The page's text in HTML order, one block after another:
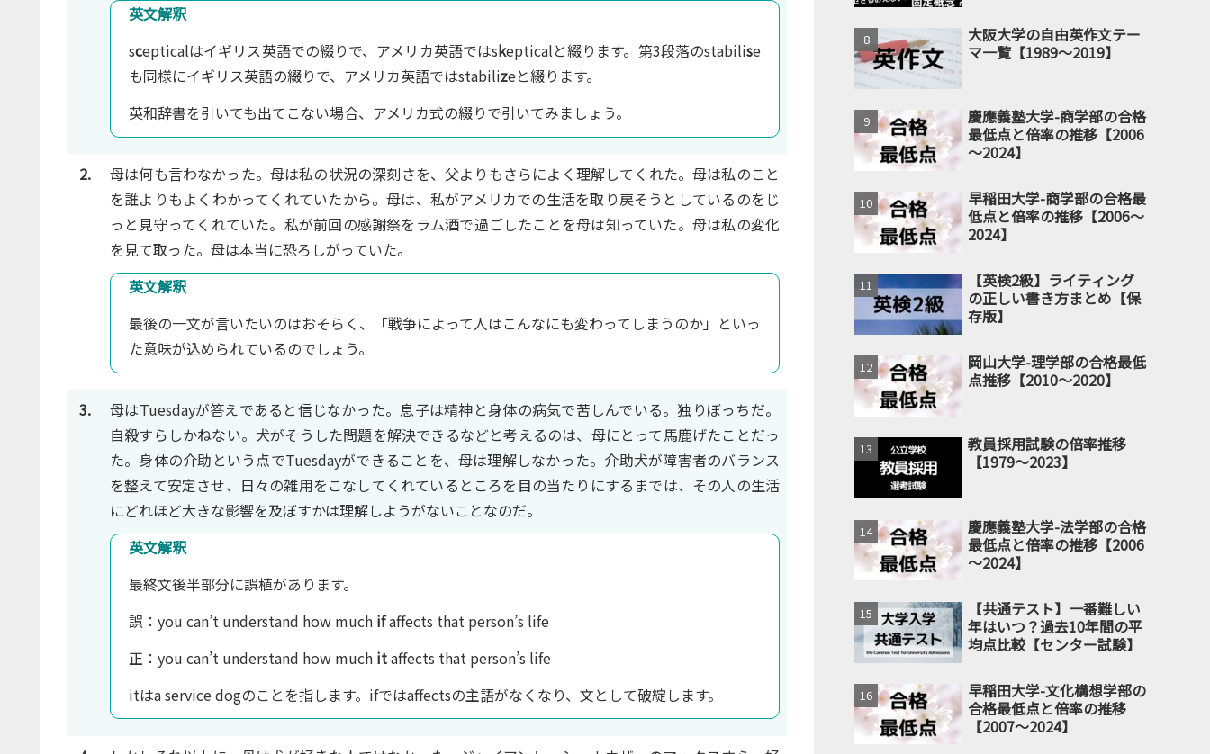
英文解釈
scepticalはイギリス英語での綴りで、アメリカ英語ではskepticalと綴ります。第3段落のstabilise
も同様にイギリス英語の綴りで、アメリカ英語ではstabilizeと綴ります。
英和辞書を引いても出てこない場合、アメリカ式の綴りで引いてみましょう。
2.
母は何も言わなかった。母は私の状況の深刻さを、父よりもさらによく理解してくれた。母は私のこと
を誰よりもよくわかってくれていたから。母は、私がアメリカでの生活を取り戻そうとしているのをじ
っと見守ってくれていた。私が前回の感謝祭をラム酒で過ごしたことを母は知っていた。母は私の変化
を見て取った。母は本当に恐ろしがっていた。
英文解釈
最後の一文が言いたいのはおそらく、「戦争によって人はこんなにも変わってしまうのか」といっ
た意味が込められているのでしょう。
3.
母はTuesdayが答えであると信じなかった。息子は精神と身体の病気で苦しんでいる。独りぼっちだ。
自殺すらしかねない。犬がそうした問題を解決できるなどと考えるのは、母にとって馬鹿げたことだっ
た。身体の介助という点でTuesdayができることを、母は理解しなかった。介助犬が障害者のバランス
を整えて安定させ、日々の雑用をこなしてくれているところを目の当たりにするまでは、その人の生活
にどれほど大きな影響を及ぼすかは理解しようがないことなのだ。
英文解釈
最終文後半部分に誤植があります。
誤：you can’t understand how much ifaffects that person’s life
正：you can’t understand how much itaffects that person’s life
itはa service dogのことを指します。ifではaffectsの主語がなくなり、文として破綻します。
大阪大学の自由英作文テー
マ一覧【1989～2019】
慶應義塾大学-商学部の合格
最低点と倍率の推移【2006
～2024】
早稲田大学-商学部の合格最
低点と倍率の推移【2006～
2024】
【英検2級】ライティング
の正しい書き方まとめ【保
存版】
岡山大学-理学部の合格最低
点推移【2010～2020】
教員採用試験の倍率推移
【1979～2023】
慶應義塾大学-法学部の合格
最低点と倍率の推移【2006
～2024】
【共通テスト】一番難しい
年はいつ？過去10年間の平
均点比較【センター試験】
早稲田大学-文化構想学部の
合格最低点と倍率の推移
【2007～2024】